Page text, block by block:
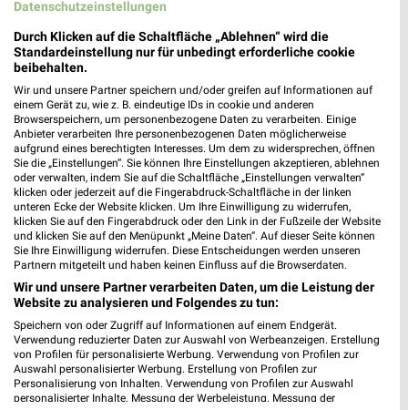
485,66 km
Gartenstrasse 27
72764 Reutlingen
Heute 09:30 - 19:00 Uhr | Geschlossen
536,76 km
C&A Calw
Lederstrasse 41
75365 Calw
Heute 09:30 - 17:00 Uhr | Geschlossen
535,78 km
C&A Göppingen
Bleichstrasse 13
Datenschutzeinstellungen
Durch Klicken auf die Schaltfläche „Ablehnen“ wird die
Standardeinstellung nur für unbedingt erforderliche cookie
beibehalten.
Wir und unsere Partner speichern und/oder greifen auf Informationen auf
einem Gerät zu, wie z. B. eindeutige IDs in cookie und anderen
Browserspeichern, um personenbezogene Daten zu verarbeiten. Einige
Anbieter verarbeiten Ihre personenbezogenen Daten möglicherweise
aufgrund eines berechtigten Interesses. Um dem zu widersprechen, öffnen
Sie die „Einstellungen“. Sie können Ihre Einstellungen akzeptieren, ablehnen
oder verwalten, indem Sie auf die Schaltfläche „Einstellungen verwalten“
klicken oder jederzeit auf die Fingerabdruck-Schaltfläche in der linken
unteren Ecke der Website klicken. Um Ihre Einwilligung zu widerrufen,
klicken Sie auf den Fingerabdruck oder den Link in der Fußzeile der Website
und klicken Sie auf den Menüpunkt „Meine Daten“. Auf dieser Seite können
Sie Ihre Einwilligung widerrufen. Diese Entscheidungen werden unseren
Partnern mitgeteilt und haben keinen Einfluss auf die Browserdaten.
Wir und unsere Partner verarbeiten Daten, um die Leistung der
Website zu analysieren und Folgendes zu tun:
Speichern von oder Zugriff auf Informationen auf einem Endgerät.
Verwendung reduzierter Daten zur Auswahl von Werbeanzeigen. Erstellung
von Profilen für personalisierte Werbung. Verwendung von Profilen zur
Auswahl personalisierter Werbung. Erstellung von Profilen zur
Personalisierung von Inhalten. Verwendung von Profilen zur Auswahl
personalisierter Inhalte. Messung der Werbeleistung. Messung der